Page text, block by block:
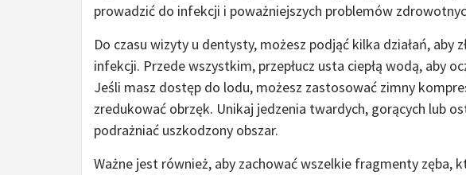
prowadzić do infekcji i poważniejszych problemów
Do czasu wizyty u dentysty, możesz podjąć kilka działań, aby
infekcji. Przede wszystkim, przepłucz usta ciepłą wodą, aby
Jeśli masz dostęp do lodu, możesz zastosować zimny
zredukować obrzęk. Unikaj jedzenia twardych, gorących lub
podrażniać uszkodzony obszar.
Ważne jest również, aby zachować wszelkie fragmenty zęba,